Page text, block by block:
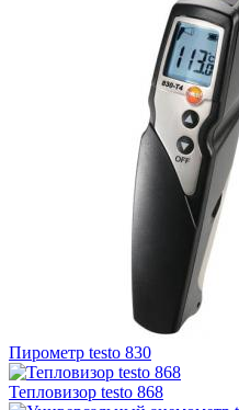
Пирометр testo 830
Тепловизор testo 868